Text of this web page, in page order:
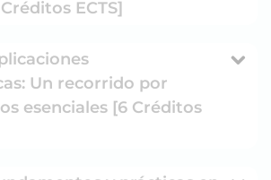
ECTS]
Un recorrido por
esenciales [6 Créditos